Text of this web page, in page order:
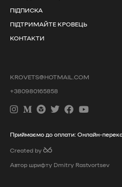
ПІДПИСКА
ПІДТРИМАЙТЕ КРОВЕЦЬ
КОНТАКТИ
KROVETS@HOTMAIL.COM
+380980165858
Приймаємо до оплати: Онлайн-
Created by
Автор шрифту Dmitry Rastvortsev